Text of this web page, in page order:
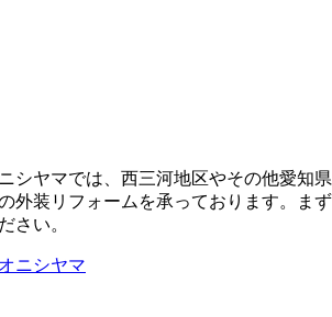
シヤマでは、西三河地区やその他愛知県
外装リフォームを承っております。まず
さい。